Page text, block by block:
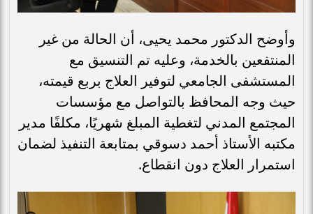
وأوضح الدكتور محمد يحيى، أن الحالة من غير
المنتفعين بالخدمة، وعليه تم التنسيق مع
المستشفى الجامعي لتوفير العلاج بربع قيمته،
حيث وجه المحافظ بالتواصل مع مؤسسات
المجتمع المدني لتغطية المبلغ شهريًا، مكلفًا مدير
مكتبه الأستاذ أحمد دسوقي بمتابعة التنفيذ لضمان
استمرار العلاج دون انقطاع.